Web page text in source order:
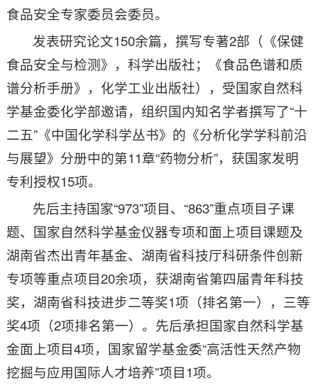
食品安全专家委员会委员。
发表研究论文150余篇，撰写专著2部（《保健
食品安全与检测》，科学出版社；《食品色谱和质
谱分析手册》，化学工业出版社），受国家自然科
学基金委化学部邀请，组织国内知名学者撰写了“十
二五”《中国化学科学丛书》的《分析化学学科前沿
与展望》分册中的第11章“药物分析”，获国家发明
专利授权15项。
先后主持国家“973”项目、“863”重点项目子课
题、国家自然科学基金仪器专项和面上项目课题及
湖南省杰出青年基金、湖南省科技厅科研条件创新
专项等重点项目20余项，获湖南省第四届青年科技
奖，湖南省科技进步二等奖1项（排名第一），三等
奖4项（2项排名第一）。先后承担国家自然科学基
金面上项目4项，国家留学基金委“高活性天然产物
挖掘与应用国际人才培养”项目1项。